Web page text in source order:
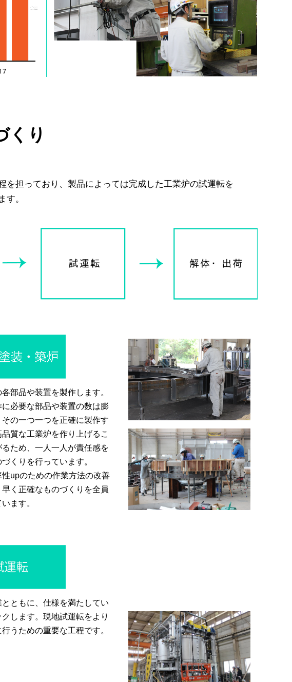
くり
担っており、製品によっては完成した工業炉の試運転を
。
部品や装置を製作します。
に必要な部品や装置の数は膨
の一つ一つを正確に製作す
質な工業炉を作り上げるこ
るため、一人一人が責任感を
くりを行っています。
性upのための作業方法の改善
く正確なものづくりを全員
ます。
ともに、仕様を満たしてい
します。現地試運転をより
うための重要な工程です。